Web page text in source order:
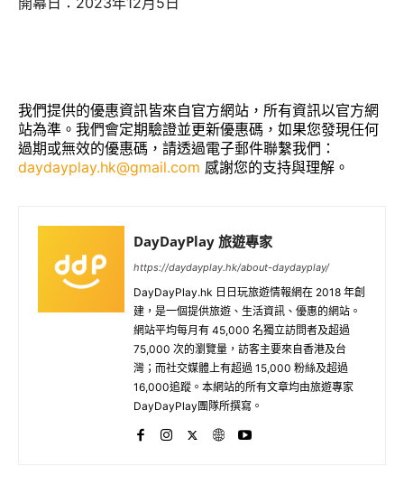
我們提供的優惠資訊皆來自官方網站，所有資訊以官方網
站為準。我們會定期驗證並更新優惠碼，如果您發現任何
過期或無效的優惠碼，請透過電子郵件聯繫我們：
daydayplay.hk@gmail.com 感謝您的支持與理解。
DayDayPlay 旅遊專家
https://daydayplay.hk/about-daydayplay/
DayDayPlay.hk 日日玩旅遊情報網在 2018 年創
建，是一個提供旅遊、生活資訊、優惠的網站。
網站平均每月有 45,000 名獨立訪問者及超過
75,000 次的瀏覽量，訪客主要來自香港及台
灣；而社交媒體上有超過 15,000 粉絲及超過
16,000追蹤。本網站的所有文章均由旅遊專家
DayDayPlay團隊所撰寫。